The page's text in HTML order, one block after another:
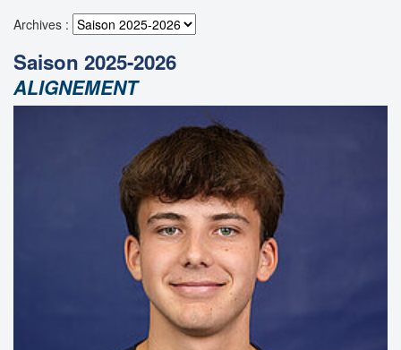
Archives :
Saison 2025-2026
ALIGNEMENT